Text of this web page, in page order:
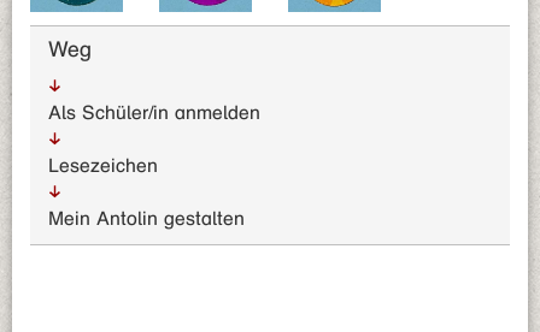
Weg
Als Schüler/in anmelden
Lesezeichen
Mein Antolin gestalten